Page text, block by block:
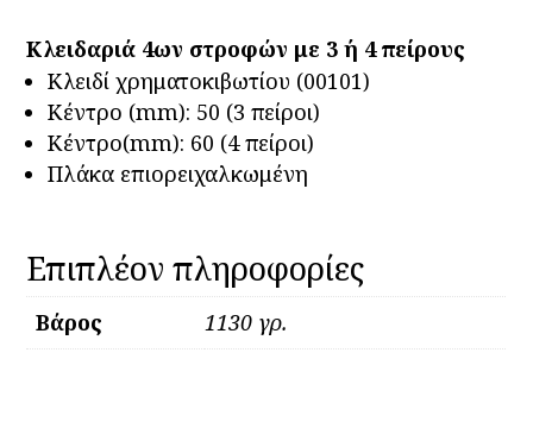
Κλειδαριά 4ων στροφών με 3 ή 4 πείρους
Κλειδί χρηματοκιβωτίου (00101)
Κέντρο (mm): 50 (3 πείροι)
Κέντρο(mm): 60 (4 πείροι)
Πλάκα επιορειχαλκωμένη
Επιπλέον πληροφορίες
Βάρος 1130 γρ.